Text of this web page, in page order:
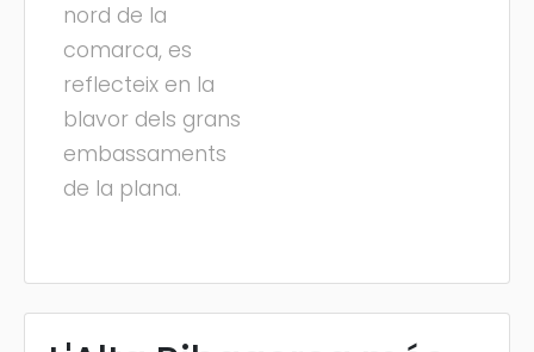
nord de la
comarca, es
reflecteix en la
blavor dels grans
embassaments
de la plana.